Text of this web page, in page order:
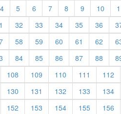
4 5 6 7 8 9 10
32 33 34 35 36
58 59 60 61 62
84 85 86 87 88
108 109 110 111 112
130 131 132 133 134
152 153 154 155 156